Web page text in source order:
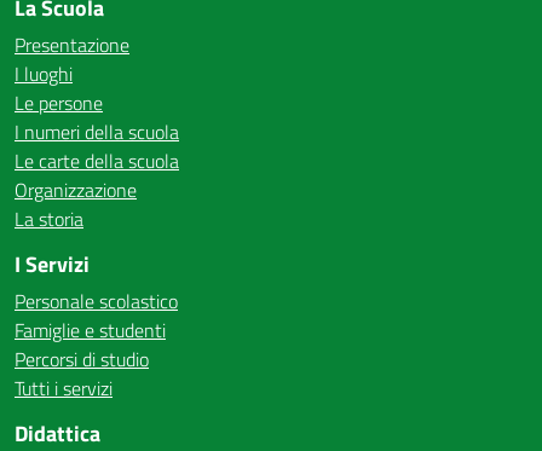
La Scuola
Presentazione
I luoghi
Le persone
I numeri della scuola
Le carte della scuola
Organizzazione
La storia
I Servizi
Personale scolastico
Famiglie e studenti
Percorsi di studio
Tutti i servizi
Didattica